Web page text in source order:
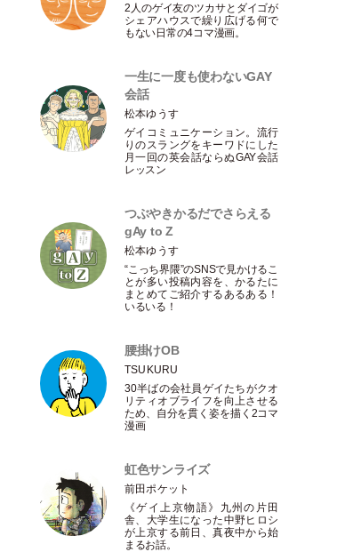
2人のゲイ友のツカサとダイゴが
シェアハウスで繰り広げる何で
もない日常の4コマ漫画。
一生に一度も使わないGAY
会話
松本ゆうす
ゲイコミュニケーション。流行
りのスラングをキーワドにした
月一回の英会話ならぬGAY会話
レッスン
つぶやきかるだでさらえる
gAy to Z
松本ゆうす
“こっち界隈”のSNSで見かけるこ
とが多い投稿内容を、かるたに
まとめてご紹介するあるある！
いるいる！
腰掛けOB
TSUKURU
30半ばの会社員ゲイたちがクオ
リティオブライフを向上させる
ため、自分を貫く姿を描く2コマ
漫画
虹色サンライズ
前田ポケット
《ゲイ上京物語》九州の片田
舎、大学生になった中野ヒロシ
が上京する前日、真夜中から始
まるお話。